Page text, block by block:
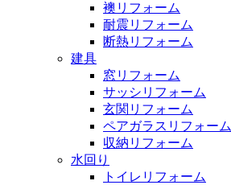
襖リフォーム
耐震リフォーム
断熱リフォーム
建具
窓リフォーム
サッシリフォーム
玄関リフォーム
ペアガラスリフォーム
収納リフォーム
水回り
トイレリフォーム